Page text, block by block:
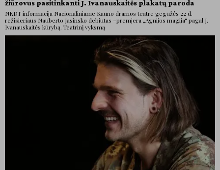
žiūrovus pasitinkanti J. Ivanauskaitės plakatų paroda
NKDT informacija Nacionaliniame Kauno dramos teatre gegužės 22 d.
režisieriaus Nauberto Jasinsko debiutas –premjera „Agnijos magija“ pagal J.
Ivanauskaitės kūrybą. Teatrinį vyksmą